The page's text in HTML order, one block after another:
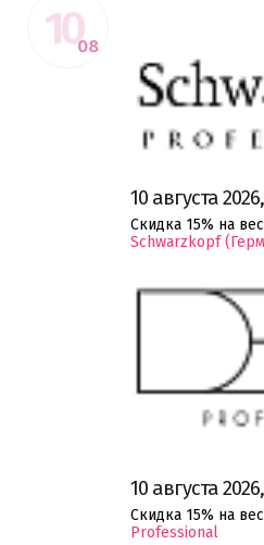
1008
10 августа
Скидка 15% на
Schwarzkopf
10 августа
Скидка 15% на
Professional